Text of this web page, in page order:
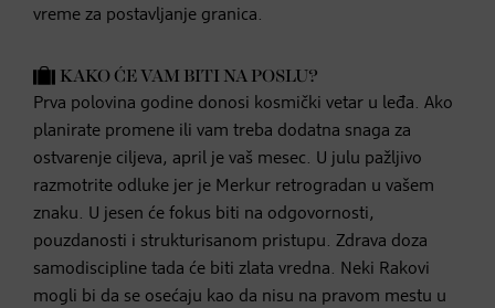
vreme za postavljanje granica.
KAKO ĆE VAM BITI NA POSLU?
Prva polovina godine donosi kosmički vetar u leđa. Ako
planirate promene ili vam treba dodatna snaga za
ostvarenje ciljeva, april je vaš mesec. U julu pažljivo
razmotrite odluke jer je Merkur retrogradan u vašem
znaku. U jesen će fokus biti na odgovornosti,
pouzdanosti i strukturisanom pristupu. Zdrava doza
samodiscipline tada će biti zlata vredna. Neki Rakovi
mogli bi da se osećaju kao da nisu na pravom mestu u